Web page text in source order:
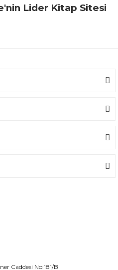
Yaz
görüntülenemiyor.
Lider Kitap Sitesi
Caddesi No:181/B